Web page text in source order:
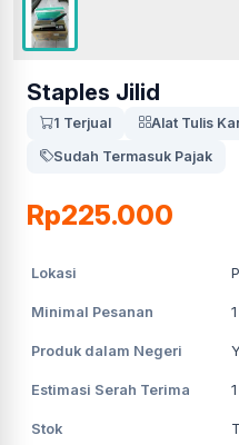
Staples Jilid
1 Terjual
Alat Tulis
Sudah Termasuk Pajak
Rp225.000
Lokasi
Minimal Pesanan 1
Produk dalam Negeri
Estimasi Serah Terima 1
Stok